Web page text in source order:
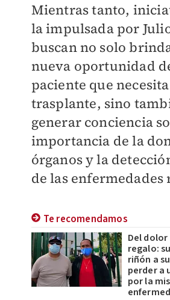
Mientras tanto,
la impulsada por
buscan no solo
nueva oportunidad
paciente que
trasplante, sino
generar conciencia
importancia de la
órganos y la
de las enfermedades
Te recomendamos
Del
regalo:
riñón a
perder a
por la